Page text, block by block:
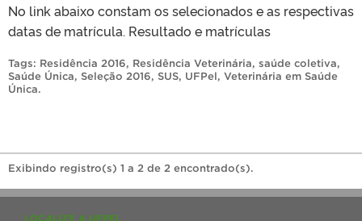
No link abaixo constam os selecionados e as respectivas
datas de matrícula. Resultado e matrículas
Tags: Residência 2016, Residência Veterinária, saúde coletiva,
Saúde Única, Seleção 2016, SUS, UFPel, Veterinária em Saúde
Única.
Exibindo registro(s) 1 a 2 de 2 encontrado(s).
LOCALIZE A UFPEL